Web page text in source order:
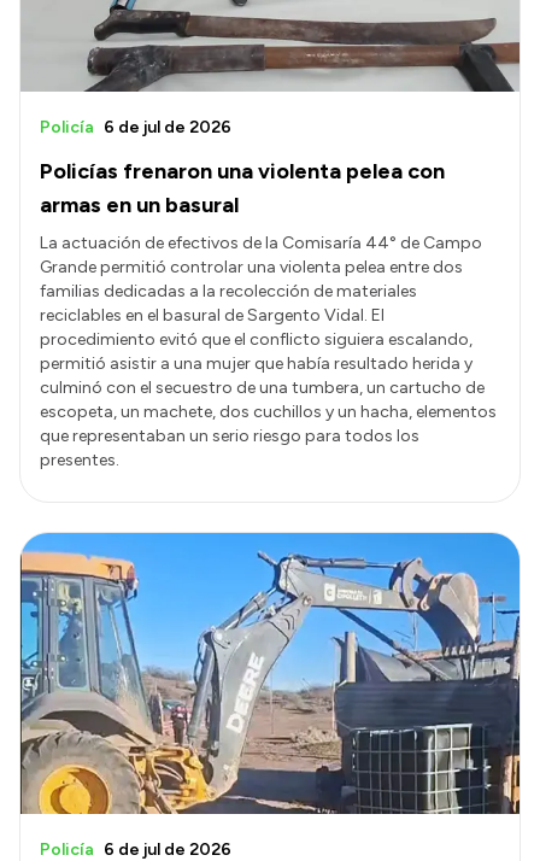
Policías frenaron una violenta pelea con
armas en un basural
Policía 6 de jul de 2026
La actuación de efectivos de la Comisaría 44° de Campo
Grande permitió controlar una violenta pelea entre dos
familias dedicadas a la recolección de materiales
reciclables en el basural de Sargento Vidal. El
procedimiento evitó que el conflicto siguiera escalando,
permitió asistir a una mujer que había resultado herida y
culminó con el secuestro de una tumbera, un cartucho de
escopeta, un machete, dos cuchillos y un hacha, elementos
que representaban un serio riesgo para todos los
presentes.
Policía 6 de jul de 2026